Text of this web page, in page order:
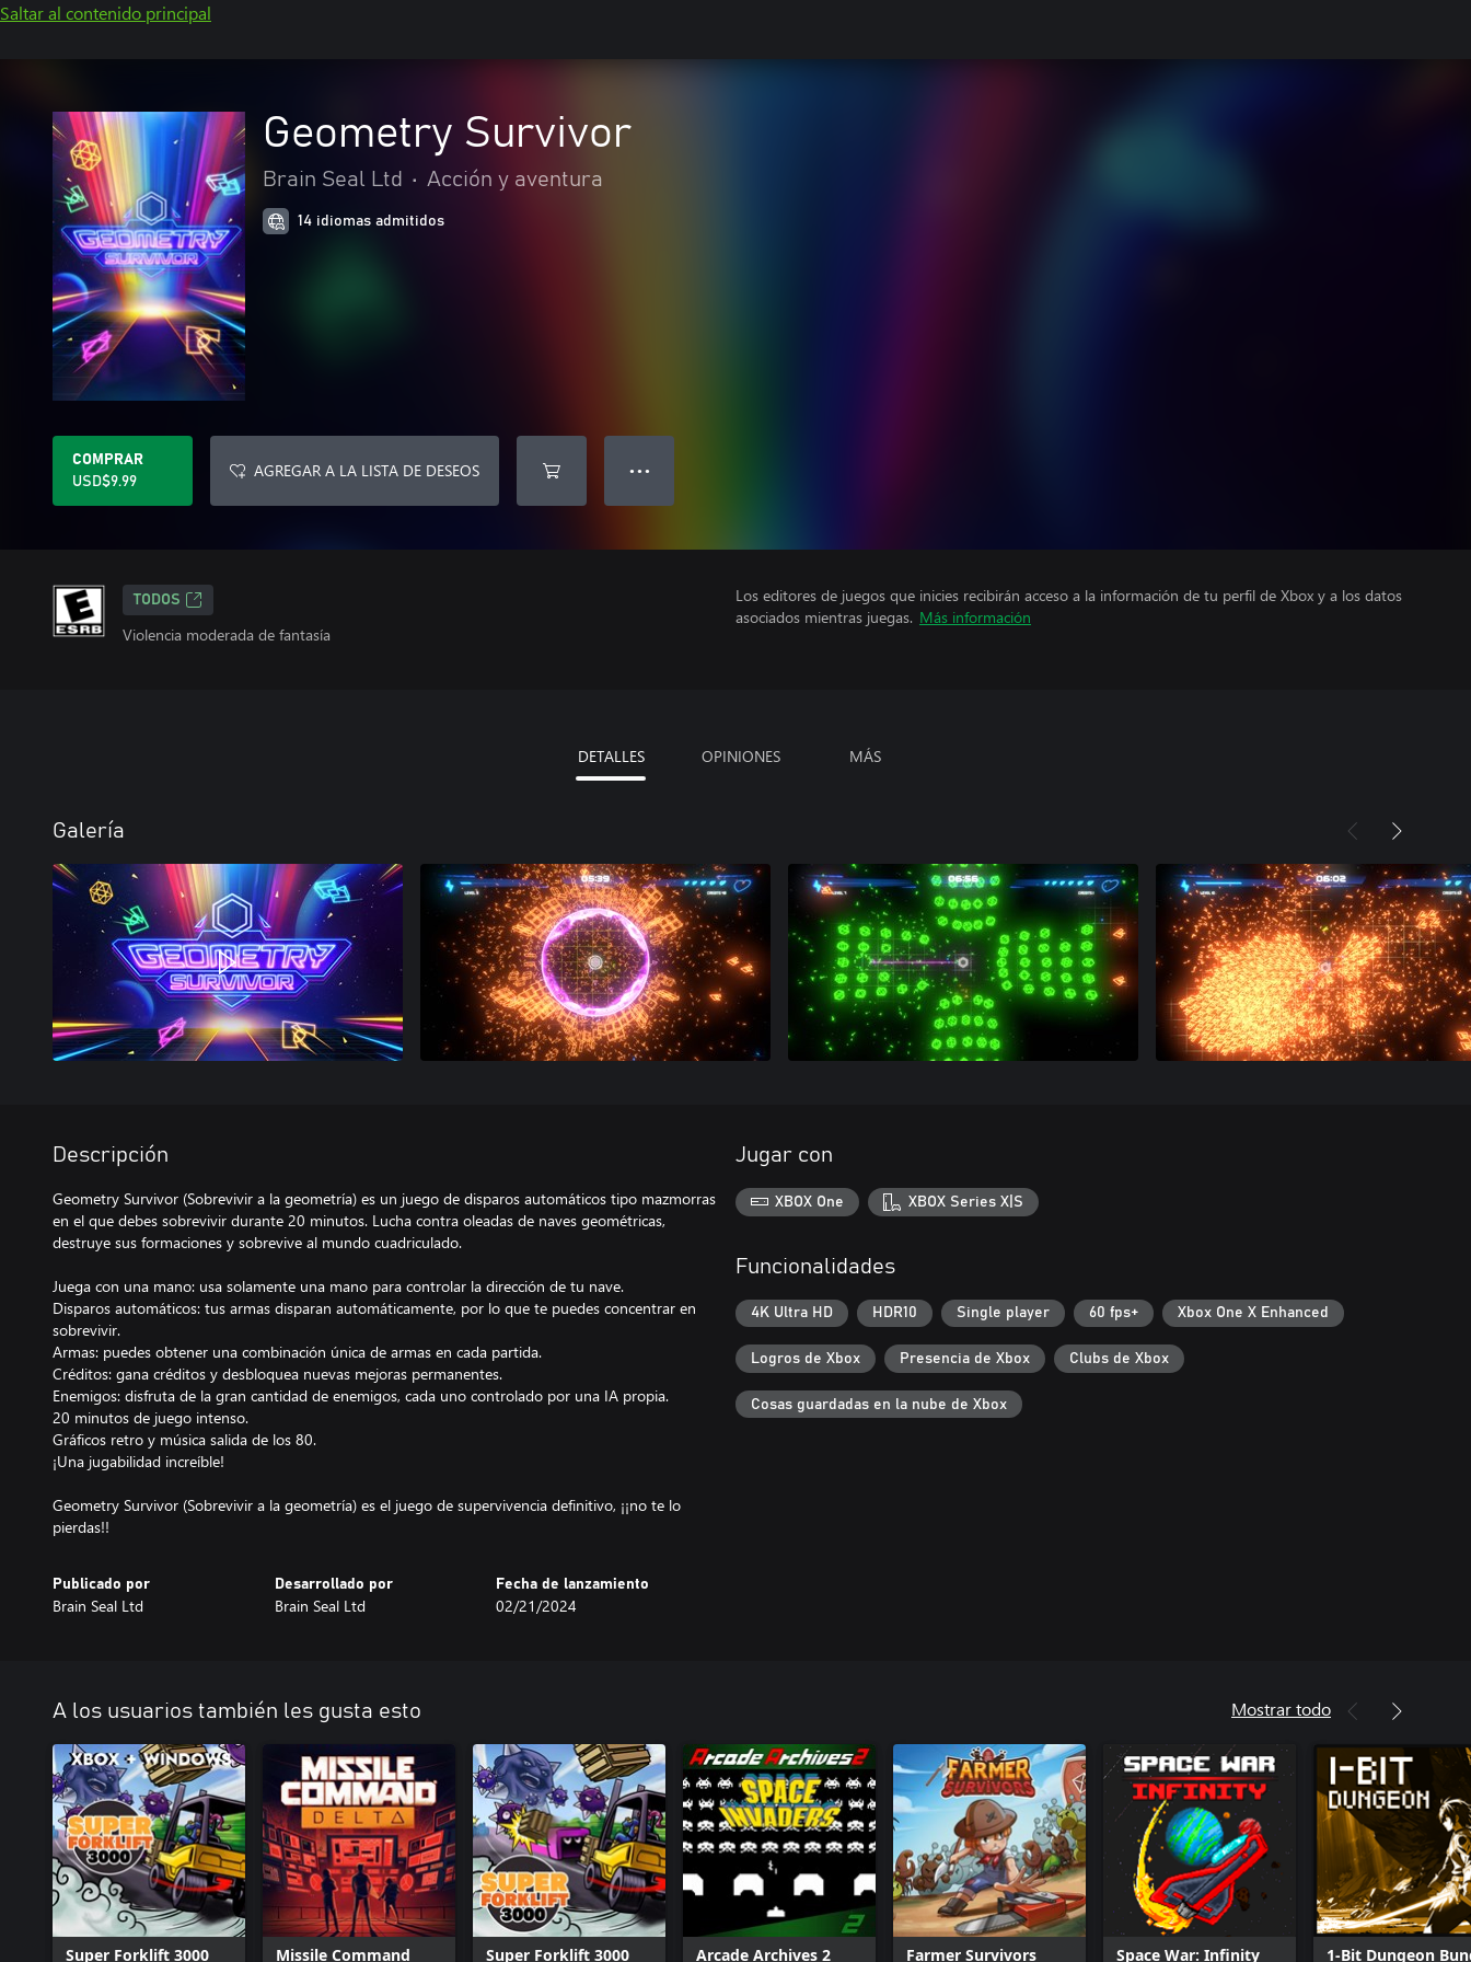
Saltar al contenido principal
Geometry Survivor
Brain Seal Ltd • Acción y aventura
14 idiomas admitidos
COMPRAR
USD$9.99
AGREGAR A LA LISTA DE DESEOS ● ● ●
TODOS
Violencia moderada de fantasía
Los editores de juegos que inicies recibirán acceso a la información de tu perfil de Xbox y a los datos
asociados mientras juegas. Más información
DETALLES OPINIONES MÁS
Galería
Descripción
Geometry Survivor (Sobrevivir a la geometría) es un juego de disparos automáticos tipo mazmorras
en el que debes sobrevivir durante 20 minutos. Lucha contra oleadas de naves geométricas,
destruye sus formaciones y sobrevive al mundo cuadriculado.
Juega con una mano: usa solamente una mano para controlar la dirección de tu nave.
Disparos automáticos: tus armas disparan automáticamente, por lo que te puedes concentrar en
sobrevivir.
Armas: puedes obtener una combinación única de armas en cada partida.
Créditos: gana créditos y desbloquea nuevas mejoras permanentes.
Enemigos: disfruta de la gran cantidad de enemigos, cada uno controlado por una IA propia.
20 minutos de juego intenso.
Gráficos retro y música salida de los 80.
¡Una jugabilidad increíble!
Geometry Survivor (Sobrevivir a la geometría) es el juego de supervivencia definitivo, ¡¡no te lo
pierdas!!
Publicado por
Brain Seal Ltd
Desarrollado por
Brain Seal Ltd
Fecha de lanzamiento
02/21/2024
Jugar con
XBOX One XBOX Series X|S
Funcionalidades
4K Ultra HD HDR10 Single player 60 fps+ Xbox One X Enhanced
Logros de Xbox Presencia de Xbox Clubs de Xbox
Cosas guardadas en la nube de Xbox
A los usuarios también les gusta esto Mostrar todo
Super Forklift 3000 Missile Command Super Forklift 3000 Arcade Archives 2 Farmer Survivors Space War: Infinity 1-Bit Dungeon